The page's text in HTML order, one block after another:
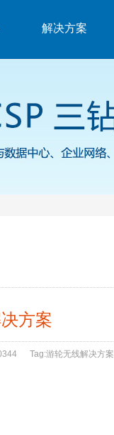
解决方案
方案
Tag:游轮无线解决方案